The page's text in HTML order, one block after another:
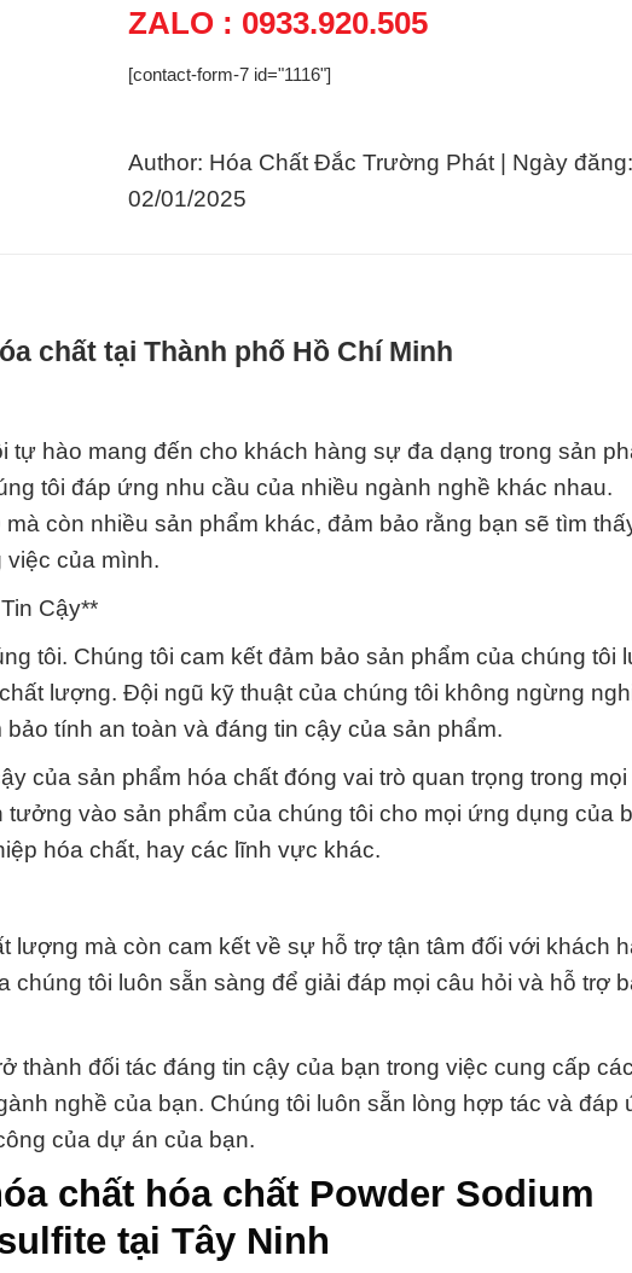
ZALO : 0933.920.505
[contact-form-7 id="1116"]
Author: Hóa Chất Đắc Trường Phát | Ngày đăng:
02/01/2025
chất tại Thành phố Hồ Chí Minh
hào mang đến cho khách hàng sự đa dạng trong sản
tôi đáp ứng nhu cầu của nhiều ngành nghề khác nhau.
còn nhiều sản phẩm khác, đảm bảo rằng bạn sẽ tìm
của mình.
Cậy**
tôi. Chúng tôi cam kết đảm bảo sản phẩm của chúng tôi
lượng. Đội ngũ kỹ thuật của chúng tôi không ngừng
tính an toàn và đáng tin cậy của sản phẩm.
của sản phẩm hóa chất đóng vai trò quan trọng trong mọi
vào sản phẩm của chúng tôi cho mọi ứng dụng của
hóa chất, hay các lĩnh vực khác.
lượng mà còn cam kết về sự hỗ trợ tận tâm đối với khách
tôi luôn sẵn sàng để giải đáp mọi câu hỏi và hỗ trợ
thành đối tác đáng tin cậy của bạn trong việc cung cấp
nghề của bạn. Chúng tôi luôn sẵn lòng hợp tác và đáp
của dự án của bạn.
chất hóa chất Powder Sodium
tại Tây Ninh